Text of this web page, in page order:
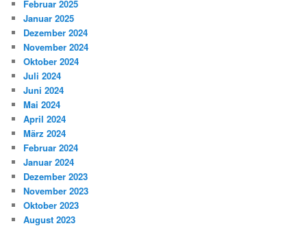
Februar 2025
Januar 2025
Dezember 2024
November 2024
Oktober 2024
Juli 2024
Juni 2024
Mai 2024
April 2024
März 2024
Februar 2024
Januar 2024
Dezember 2023
November 2023
Oktober 2023
August 2023